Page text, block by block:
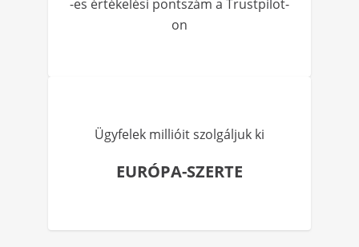
-es értékelési pontszám a Trustpilot-
on
Ügyfelek millióit szolgáljuk ki
EURÓPA-SZERTE